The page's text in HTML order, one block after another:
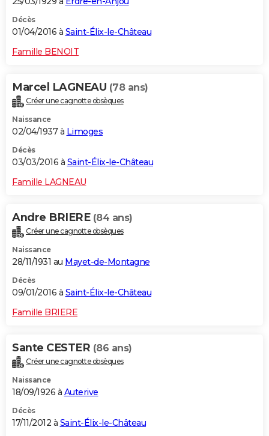
Décès
01/04/2016 à Saint-Élix-le-Château
Famille BENOIT
Marcel LAGNEAU (78 ans)
Créer une cagnotte obsèques
Naissance
02/04/1937 à Limoges
Décès
03/03/2016 à Saint-Élix-le-Château
Famille LAGNEAU
Andre BRIERE (84 ans)
Créer une cagnotte obsèques
Naissance
28/11/1931 au Mayet-de-Montagne
Décès
09/01/2016 à Saint-Élix-le-Château
Famille BRIERE
Sante CESTER (86 ans)
Créer une cagnotte obsèques
Naissance
18/09/1926 à Auterive
Décès
17/11/2012 à Saint-Élix-le-Château